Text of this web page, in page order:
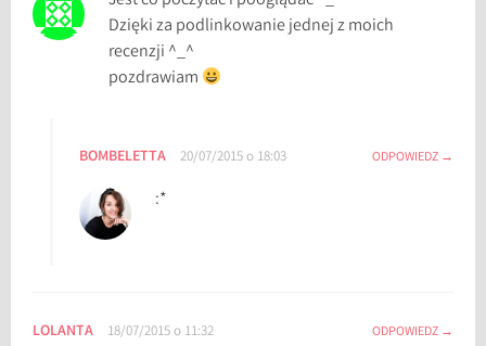
Dzięki za podlinkowanie jednej z moich
recenzji ^_^
pozdrawiam
BOMBELETTA 20/07/2015 o 18:03 ODPOWIEDZ
:*
LOLANTA 18/07/2015 o 11:32 ODPOWIEDZ